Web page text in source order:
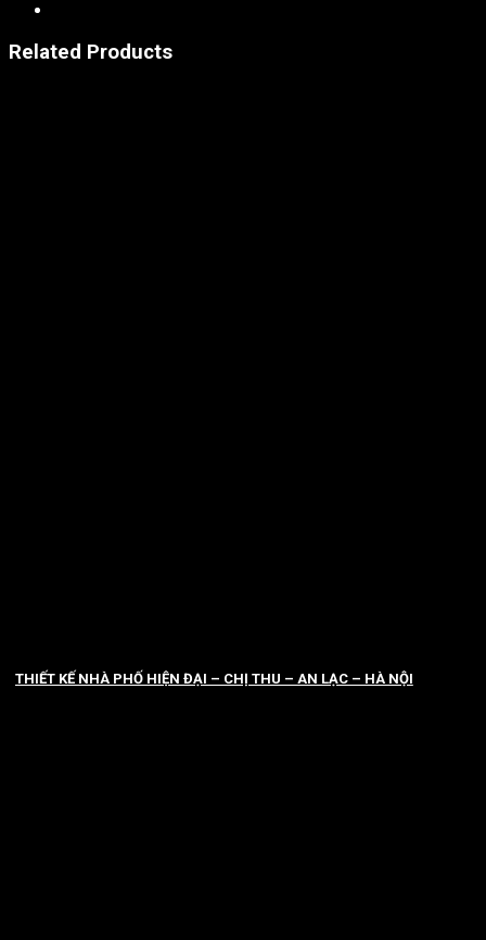
Related Products
THIẾT KẾ NHÀ PHỐ HIỆN ĐẠI – CHỊ THU – AN LẠC – HÀ NỘI